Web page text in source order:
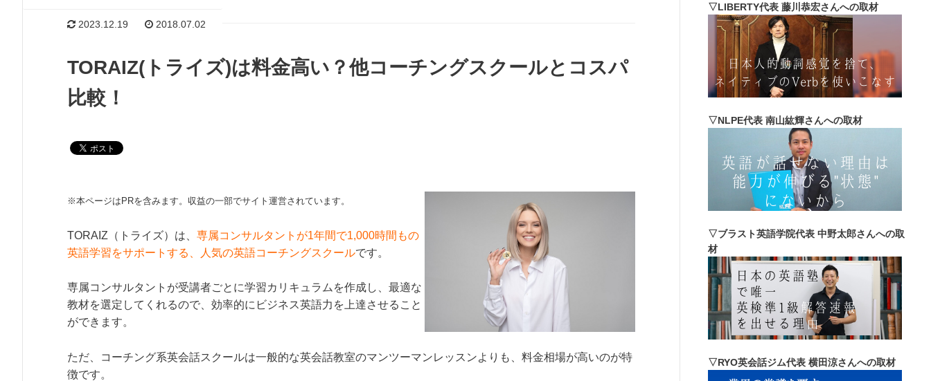
2023.12.19 2018.07.02
TORAIZ(トライズ)は料金高い？他コーチングスクールとコスパ
比較！
※本ページはPRを含みます。収益の一部でサイト運営されています。
TORAIZ（トライズ）は、 専属コンサルタントが1年間で1,000時間もの
英語学習をサポートする、人気の英語コーチングスクールです。
専属コンサルタントが受講者ごとに学習カリキュラムを作成し、最適な
教材を選定してくれるので、効率的にビジネス英語力を上達させること
ができます。
ただ、コーチング系英会話スクールは一般的な英会話教室のマンツーマンレッスンよりも、料金相場が高いのが特
徴です。
▽LIBERTY代表 藤川恭宏さんへの取材
▽NLPE代表 南山紘輝さんへの取材
▽ブラスト英語学院代表 中野太郎さんへの取
材
▽RYO英会話ジム代表 横田涼さんへの取材